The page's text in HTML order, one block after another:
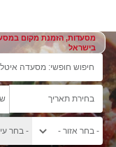
מסעדות, הזמנת מקום
בישראל